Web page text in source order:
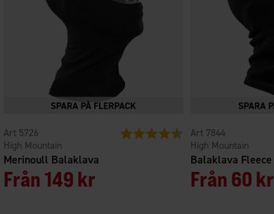
3.6 utav 5 stjärnor
Merinoull Balaklava
High Mountain
5726
Från149 kr
Betyg: 4.1 utav 5 stjärnor
Balaklava Fleece
High Mountain
7844
Från60 kr